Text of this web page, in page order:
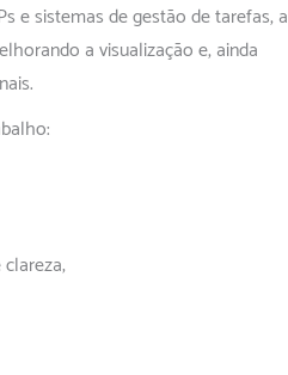
e sistemas de gestão de tarefas, a
a visualização e, ainda